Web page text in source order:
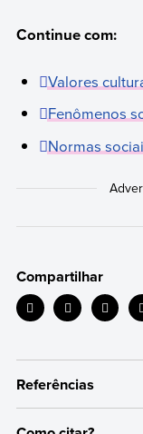
Continue com:
Valores
Fenômenos
Normas
Compartilhar
Referências